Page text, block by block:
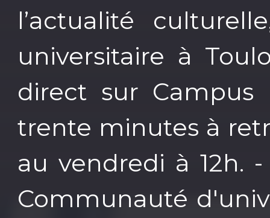
l’actualité
universitaire à
direct sur Campus
trente minutes à
au vendredi à 12h.
Communauté